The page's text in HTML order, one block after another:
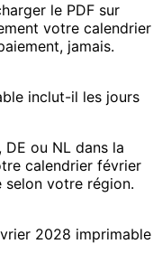
le PDF sur
votre calendrier
jamais.
inclut-il les jours
DE ou NL dans la
calendrier février
selon votre région.
2028 imprimable